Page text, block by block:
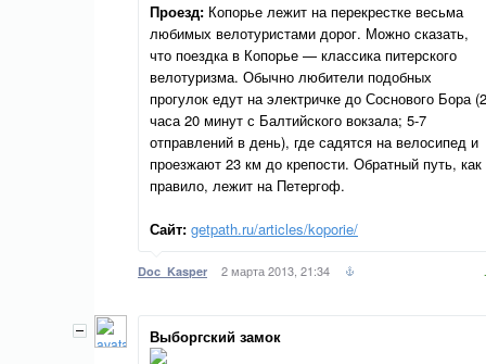
Проезд: Копорье лежит на перекрестке весьма
любимых велотуристами дорог. Можно сказать,
что поездка в Копорье — классика питерского
велотуризма. Обычно любители подобных
прогулок едут на электричке до Соснового Бора (2
часа 20 минут с Балтийского вокзала; 5-7
отправлений в день), где садятся на велосипед и
проезжают 23 км до крепости. Обратный путь, как
правило, лежит на Петергоф.
Сайт: getpath.ru/articles/koporie/
Doc_Kasper 2 марта 2013, 21:34
Выборгский замок